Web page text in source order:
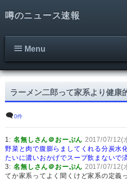
噂のニュース速報
Menu
ラーメン二郎って家系より健康
0件
1:名無しさん＠おーぷん 2017/07/12(
野菜と肉で腹膨らましてくれる分炭水
たいに濃いおかげでスープ飲まないで
3:名無しさん＠おーぷん 2017/07/12(
てか家系ってよく聞くけど家系の定義